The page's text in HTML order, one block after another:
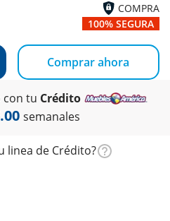
COMPRA
100% SEGURA
Comprar ahora
con tu Crédito
semanales
linea de Crédito?